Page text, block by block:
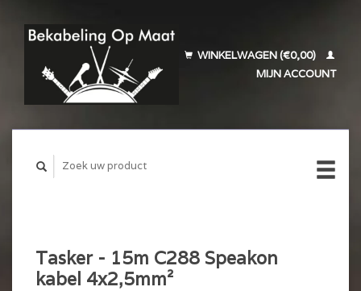
WINKELWAGEN (€0,00)
MIJN ACCOUNT
Tasker - 15m C288 Speakon
kabel 4x2,5mm²